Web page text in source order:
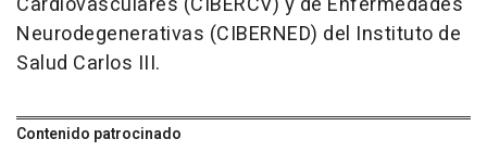
Neurodegenerativas (CIBERNED) del Instituto de
Salud Carlos III.
Contenido patrocinado